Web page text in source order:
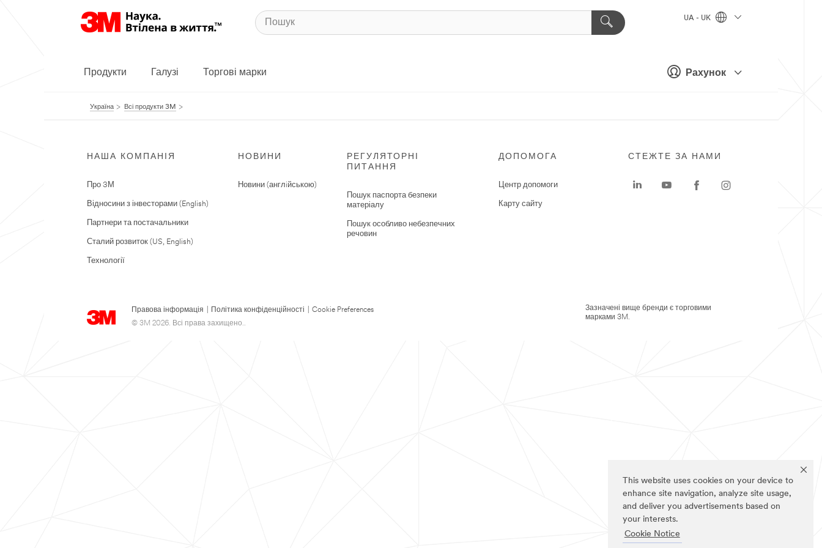
This website uses cookies on your device to
enhance site navigation, analyze site usage,
and deliver you advertisements based on
your interests.
Cookie Notice
Рахунок
UA - UK
Продукти Галузі Торгові марки
Україна Всі продукти 3M
НАША КОМПАНІЯ
Про 3М
Відносини з інвесторами (English)
Партнери та постачальники
Сталий розвиток (US, English)
Технології
НОВИНИ
Новини (англiйською)
РЕГУЛЯТОРНІ
ПИТАННЯ
Пошук паспорта безпеки
матеріалу
Пошук особливо небезпечних
речовин
ДОПОМОГА
Центр допомоги
Карту сайту
Правова інформація Політика конфіденційності
Cookie Preferences
© 3M 2026. Всі права захищено..
СТЕЖТЕ ЗА НАМИ
Зазначені вище бренди є торговими
марками 3M.